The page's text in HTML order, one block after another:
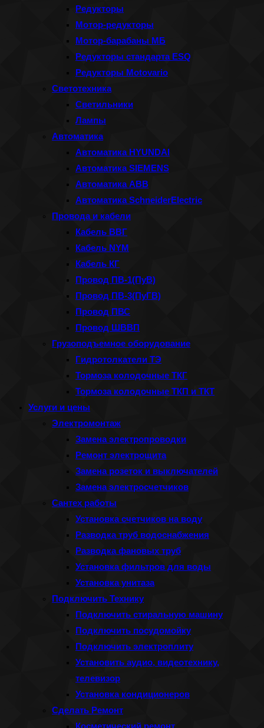
Редукторы
Мотор-редукторы
Мотор-барабаны МБ
Редукторы стандарта ESQ
Редукторы Motovario
Светотехника
Светильники
Лампы
Автоматика
Автоматика HYUNDAI
Автоматика SIEMENS
Автоматика ABB
Автоматика SchneiderElectric
Провода и кабели
Кабель ВВГ
Кабель NYM
Кабель КГ
Провод ПВ-1(ПуВ)
Провод ПВ-3(ПуГВ)
Провод ПВС
Провод ШВВП
Грузоподъемное оборудование
Гидротолкатели ТЭ
Тормоза колодочные ТКГ
Тормоза колодочные ТКП и ТКТ
Услуги и цены
Электромонтаж
Замена электропроводки
Ремонт электрощита
Замена розеток и выключателей
Замена электросчетчиков
Сантех работы
Установка счетчиков на воду
Разводка труб водоснабжения
Разводка фановых труб
Установка фильтров для воды
Установка унитаза
Подключить Технику
Подключить стиральную машину
Подключить посудомойку
Подключить электроплиту
Установить аудио, видеотехнику,
телевизор
Установка кондиционеров
Сделать Ремонт
Косметический ремонт